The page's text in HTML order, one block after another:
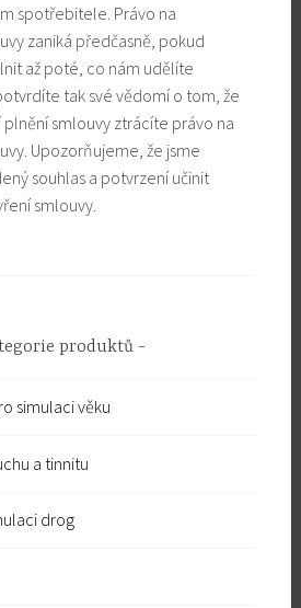
spotřebitele. Právo na
zaniká předčasně, pokud
až poté, co nám udělíte
tak své vědomí o tom, že
smlouvy ztrácíte právo na
Upozorňujeme, že jsme
souhlas a potvrzení učinit
smlouvy.
produktů
simulaci věku
a tinnitu
drog